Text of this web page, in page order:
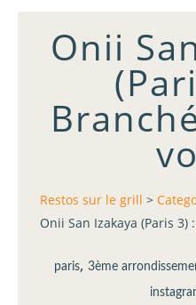
Onii
Restos sur le grill >
Onii San Izakaya (Paris
paris, 3ème